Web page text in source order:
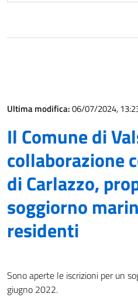
Ultima modifica:06/07/2024,
Il Comune di
collaborazione
di Carlazzo,
soggiorno
residenti
Sono aperte le iscrizioni per un
giugno 2022.